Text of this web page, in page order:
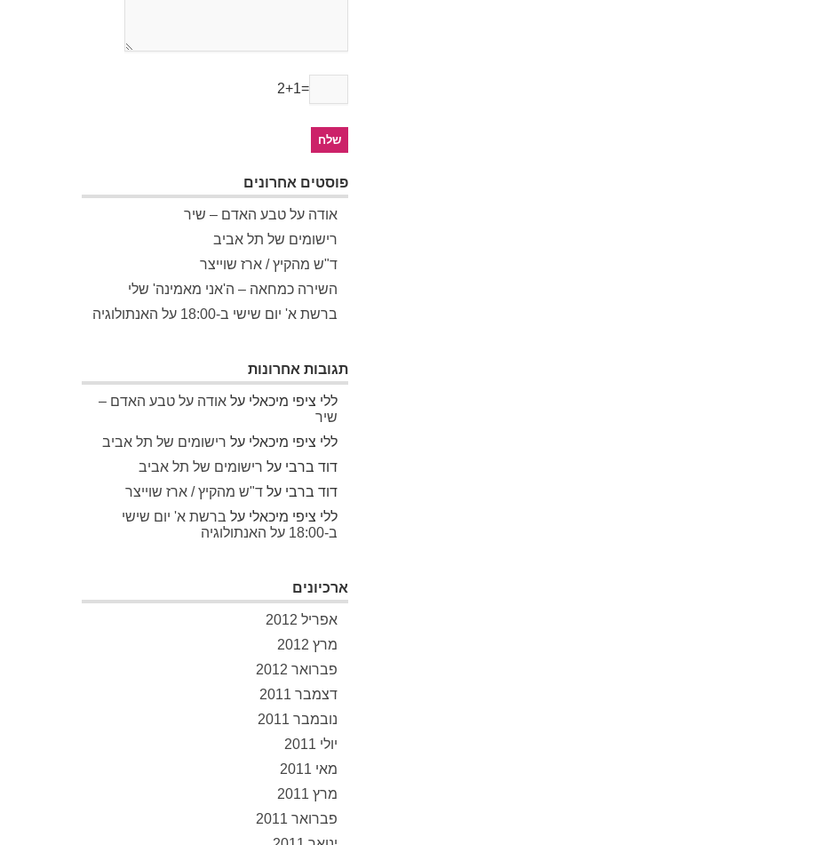
2+1=
פוסטים אחרונים
אודה על טבע האדם – שיר
רישומים של תל אביב
ד"ש מהקיץ / ארז שוייצר
השירה כמחאה – ה'אני מאמינה' שלי
ברשת א' יום שישי ב-18:00 על האנתולוגיה
תגובות אחרונות
ללי ציפי מיכאלי על אודה על טבע האדם –
שיר
ללי ציפי מיכאלי על רישומים של תל אביב
דוד ברבי על רישומים של תל אביב
דוד ברבי על ד"ש מהקיץ / ארז שוייצר
ללי ציפי מיכאלי על ברשת א' יום שישי
ב-18:00 על האנתולוגיה
ארכיונים
אפריל 2012
מרץ 2012
פברואר 2012
דצמבר 2011
נובמבר 2011
יולי 2011
מאי 2011
מרץ 2011
פברואר 2011